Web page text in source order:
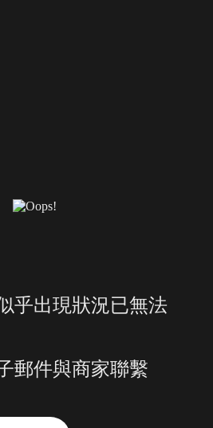
乎出現狀況已無法
郵件與商家聯繫